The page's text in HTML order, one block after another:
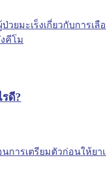
ดี?